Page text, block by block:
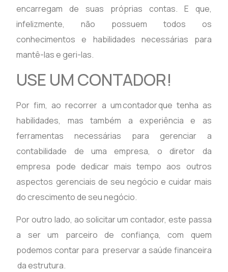
encarregam de suas próprias contas. E que,
infelizmente, não possuem todos os
conhecimentos e habilidades necessárias para
mantê-las e geri-las.
USE UM CONTADOR!
Por fim, ao recorrer a um contador que tenha as
habilidades, mas também a experiência e as
ferramentas necessárias para gerenciar a
contabilidade de uma empresa, o diretor da
empresa pode dedicar mais tempo aos outros
aspectos gerenciais de seu negócio e cuidar mais
do crescimento de seu negócio.
Por outro lado, ao solicitar um contador, este passa
a ser um parceiro de confiança, com quem
podemos contar para preservar a saúde financeira
da estrutura.